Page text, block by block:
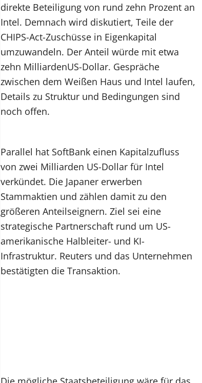
direkte Beteiligung von rund zehn Prozent an
Intel. Demnach wird diskutiert, Teile der
CHIPS-Act-Zuschüsse in Eigenkapital
umzuwandeln. Der Anteil würde mit etwa
zehn MilliardenUS-Dollar. Gespräche
zwischen dem Weißen Haus und Intel laufen,
Details zu Struktur und Bedingungen sind
noch offen.
Parallel hat SoftBank einen Kapitalzufluss
von zwei Milliarden US-Dollar für Intel
verkündet. Die Japaner erwerben
Stammaktien und zählen damit zu den
größeren Anteilseignern. Ziel sei eine
strategische Partnerschaft rund um US-
amerikanische Halbleiter- und KI-
Infrastruktur. Reuters und das Unternehmen
bestätigten die Transaktion.